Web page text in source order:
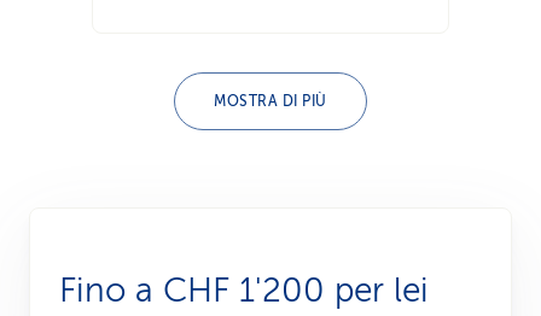
MOSTRA DI PIÙ
Fino a CHF 1'200 per lei